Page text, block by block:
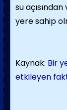
su
yere sahip
Kaynak: Bir
etkileyen